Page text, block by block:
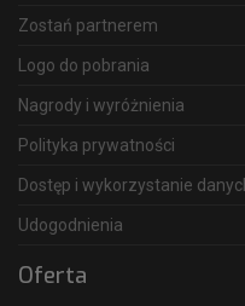
Zostań partnerem
Logo do pobrania
Nagrody i wyróżnienia
Polityka prywatności
Dostęp i wykorzystanie
Udogodnienia
Oferta